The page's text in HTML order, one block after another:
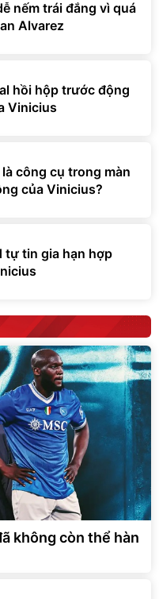
nếm trái đắng vì quá
Alvarez
hồi hộp trước động
Vinicius
công cụ trong màn
của Vinicius?
tự tin gia hạn hợp
không còn thể hàn